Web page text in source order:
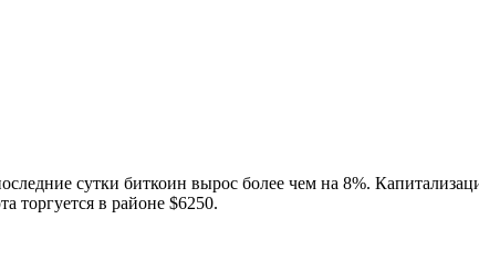
сутки биткоин вырос более чем на 8%.
торгуется в районе $6250.